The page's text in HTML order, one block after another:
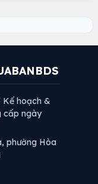
Kế hoạch &
cấp ngày
phường Hòa